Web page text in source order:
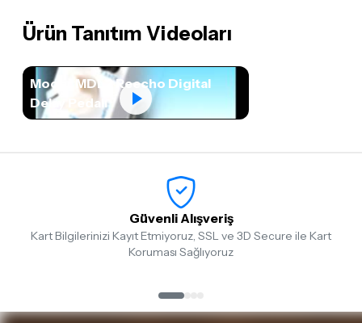
Ürün Tanıtım Videoları
Mooer MDL2 Reecho Digital
Delay Pedalı
Güvenli Alışveriş
Kart Bilgilerinizi Kayıt Etmiyoruz, SSL ve 3D Secure ile Kart
Koruması Sağlıyoruz